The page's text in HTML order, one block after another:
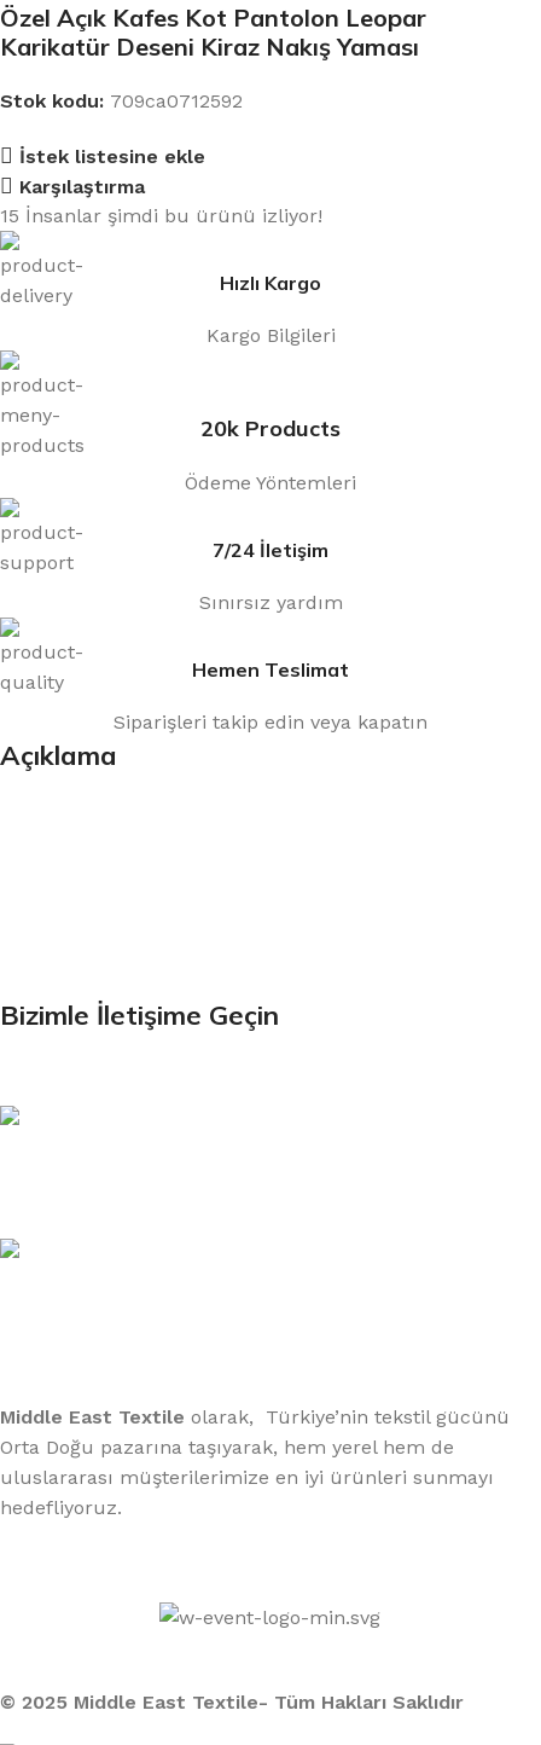
Özel Açık Kafes Kot Pantolon Leopar
Karikatür Deseni Kiraz Nakış Yaması
Stok kodu: 709ca0712592
İstek listesine ekle
Karşılaştırma
15 İnsanlar şimdi bu ürünü izliyor!
Hızlı Kargo
Kargo Bilgileri
20k Products
Ödeme Yöntemleri
7/24 İletişim
Sınırsız yardım
Hemen Teslimat
Siparişleri takip edin veya kapatın
Açıklama
Bizimle İletişime Geçin
Middle East Textile olarak, Türkiye’nin tekstil gücünü
Orta Doğu pazarına taşıyarak, hem yerel hem de
uluslararası müşterilerimize en iyi ürünleri sunmayı
hedefliyoruz.
© 2025 Middle East Textile- Tüm Hakları Saklıdır